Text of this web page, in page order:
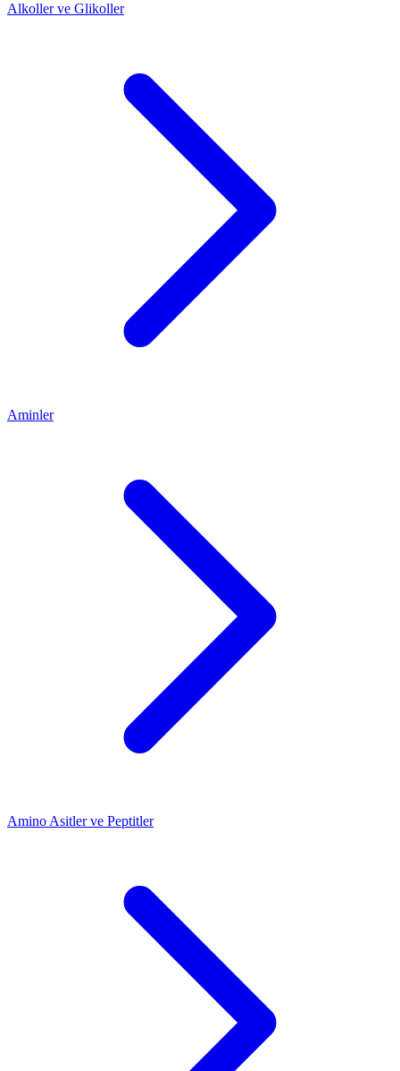
Alkoller ve Glikoller
Aminler
Amino Asitler ve Peptitler